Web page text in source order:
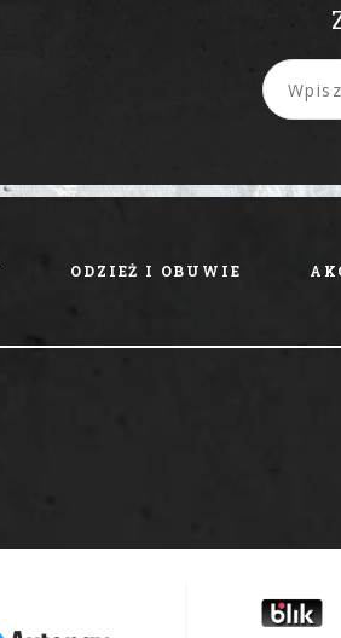
ODZIEŻ I OBUWIE